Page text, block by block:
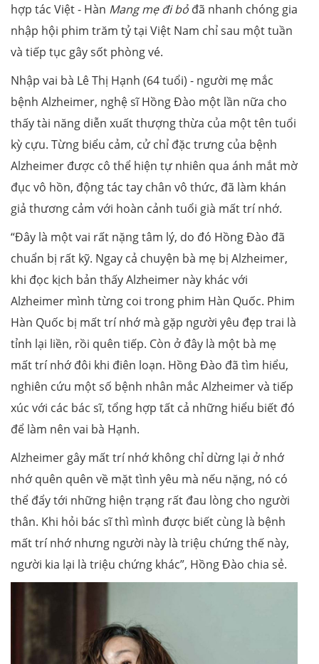
hợp tác Việt - Hàn Mang mẹ đi bỏ đã nhanh chóng gia
nhập hội phim trăm tỷ tại Việt Nam chỉ sau một tuần
và tiếp tục gây sốt phòng vé.
Nhập vai bà Lê Thị Hạnh (64 tuổi) - người mẹ mắc
bệnh Alzheimer, nghệ sĩ Hồng Đào một lần nữa cho
thấy tài năng diễn xuất thượng thừa của một tên tuổi
kỳ cựu. Từng biểu cảm, cử chỉ đặc trưng của bệnh
Alzheimer được cô thể hiện tự nhiên qua ánh mắt mờ
đục vô hồn, động tác tay chân vô thức, đã làm khán
giả thương cảm với hoàn cảnh tuổi già mất trí nhớ.
“Đây là một vai rất nặng tâm lý, do đó Hồng Đào đã
chuẩn bị rất kỹ. Ngay cả chuyện bà mẹ bị Alzheimer,
khi đọc kịch bản thấy Alzheimer này khác với
Alzheimer mình từng coi trong phim Hàn Quốc. Phim
Hàn Quốc bị mất trí nhớ mà gặp người yêu đẹp trai là
tỉnh lại liền, rồi quên tiếp. Còn ở đây là một bà mẹ
mất trí nhớ đôi khi điên loạn. Hồng Đào đã tìm hiểu,
nghiên cứu một số bệnh nhân mắc Alzheimer và tiếp
xúc với các bác sĩ, tổng hợp tất cả những hiểu biết đó
để làm nên vai bà Hạnh.
Alzheimer gây mất trí nhớ không chỉ dừng lại ở nhớ
nhớ quên quên về mặt tình yêu mà nếu nặng, nó có
thể đẩy tới những hiện trạng rất đau lòng cho người
thân. Khi hỏi bác sĩ thì mình được biết cùng là bệnh
mất trí nhớ nhưng người này là triệu chứng thế này,
người kia lại là triệu chứng khác”, Hồng Đào chia sẻ.